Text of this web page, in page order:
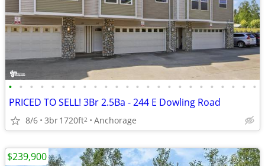
• • • • • • • • • • • • • • • • • • • • • • • •
PRICED TO SELL! 3Br 2.5Ba - 244 E Dowling Road
8/6 3br1720ft2 Anchorage
$239,900